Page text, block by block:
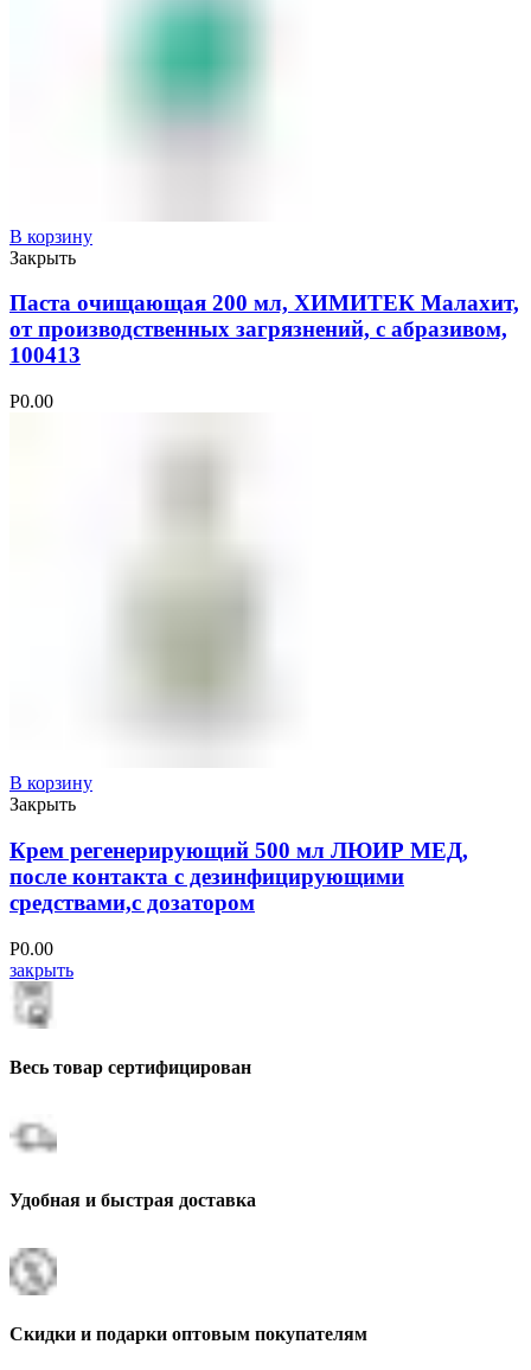
В корзину
Закрыть
Паста очищающая 200 мл, ХИМИТЕК Малахит,
от производственных загрязнений, с абразивом,
100413
Р0.00
В корзину
Закрыть
Крем регенерирующий 500 мл ЛЮИР МЕД,
после контакта с дезинфицирующими
средствами,с дозатором
Р0.00
закрыть
Весь товар сертифицирован
Удобная и быстрая доставка
Скидки и подарки оптовым покупателям